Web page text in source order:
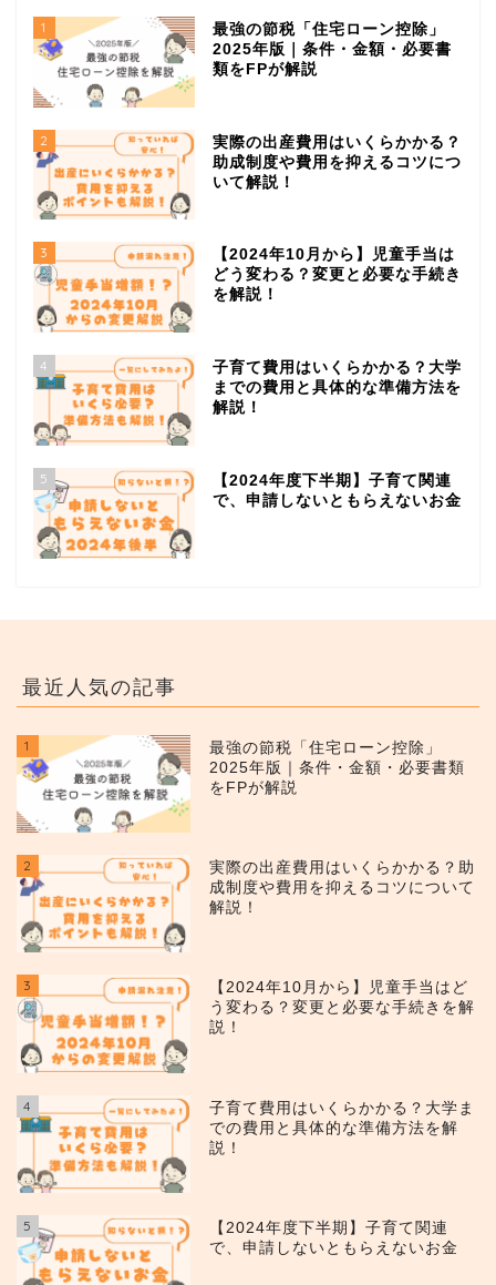
1
最強の節税「住宅ローン控除」
2025年版｜条件・金額・必要書
類をFPが解説
2
実際の出産費用はいくらかかる？
助成制度や費用を抑えるコツにつ
いて解説！
3
【2024年10月から】児童手当は
どう変わる？変更と必要な手続き
を解説！
4
子育て費用はいくらかかる？大学
までの費用と具体的な準備方法を
解説！
5
【2024年度下半期】子育て関連
で、申請しないともらえないお金
最近人気の記事
1
最強の節税「住宅ローン控除」
2025年版｜条件・金額・必要書類
をFPが解説
2
実際の出産費用はいくらかかる？助
成制度や費用を抑えるコツについて
解説！
3
【2024年10月から】児童手当はど
う変わる？変更と必要な手続きを解
説！
4
子育て費用はいくらかかる？大学ま
での費用と具体的な準備方法を解
説！
5
【2024年度下半期】子育て関連
で、申請しないともらえないお金